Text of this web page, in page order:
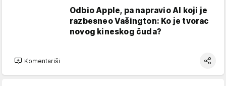
Odbio Apple, pa napravio AI koji je
razbesneo Vašington: Ko je tvorac
novog kineskog čuda?
Komentariši